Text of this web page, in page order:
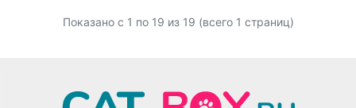
Показано с 1 по 19 из 19 (всего 1 страниц)